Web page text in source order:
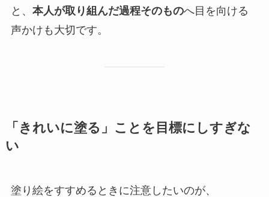
と、 本人が取り組んだ過程そのものへ目を向ける
声かけも大切です。
「きれいに塗る」ことを目標にしすぎな
い
塗り絵をすすめるときに注意したいのが、